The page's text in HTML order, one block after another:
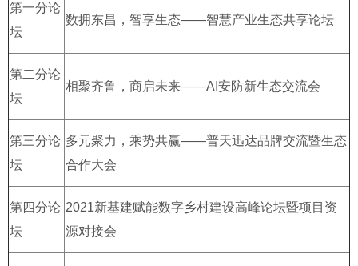
第一分论
坛
数拥东昌，智享生态——智慧产业生态共享论坛
第二分论
坛
相聚齐鲁，商启未来——AI安防新生态交流会
第三分论
坛
多元聚力，乘势共赢——普天迅达品牌交流暨生态
合作大会
第四分论
坛
2021新基建赋能数字乡村建设高峰论坛暨项目资
源对接会